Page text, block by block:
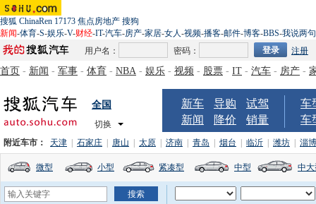
搜狐 ChinaRen 17173 焦点房地产 搜狗
新闻-体育-S-娱乐-V-财经-IT-汽车-房产-家居-女人-视频-播客-邮件-博客-BBS-我说两句
用户名：
密码： 注册
首页 - 新闻 - 军事 - 体育 - NBA - 娱乐 - 视频 - 股票 - IT - 汽车 - 房产 -
全国
切换
新车 导购
试驾
新闻
降价 销量
车
车
附近车市： 天津 石家庄 唐山 太原 济南 青岛 烟台 临沂 潍坊 淄博
微型 小型 紧凑型 中型 中